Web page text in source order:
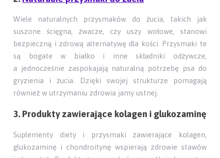
Wiele naturalnych przysmaków do żucia, takich jak
suszone ścięgna, żwacze, czy uszy wołowe, stanowi
bezpieczną i zdrową alternatywę dla kości. Przysmaki te
są bogate w białko i inne składniki odżywcze,
a jednocześnie zaspokajają naturalną potrzebę psa do
gryzienia i żucia. Dzięki swojej strukturze pomagają
również w utrzymaniu zdrowia jamy ustnej.
3. Produkty zawierające kolagen i glukozaminę
Suplementy diety i przysmaki zawierające kolagen,
glukozaminę i chondroitynę wspierają zdrowie stawów